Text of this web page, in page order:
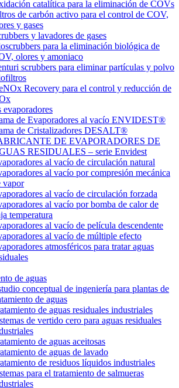
catalítica para la eliminación de COVs
de carbón activo para el control de COV,
y gases
y lavadores de gases
para la eliminación biológica de
olores y amoniaco
scrubbers para eliminar partículas y polvo
Recovery para el control y reducción de
evaporadores
de Evaporadores al vacío ENVIDEST®
de Cristalizadores DESALT®
DE EVAPORADORES DE
RESIDUALES – serie Envidest
al vacío de circulación natural
al vacío por compresión mecánica
vapor
al vacío de circulación forzada
al vacío por bomba de calor de
temperatura
al vacío de película descendente
al vacío de múltiple efecto
atmosféricos para tratar aguas
de aguas
conceptual de ingeniería para plantas de
de aguas
de aguas residuales industriales
de vertido cero para aguas residuales
de aguas aceitosas
de aguas de lavado
de residuos líquidos industriales
para el tratamiento de salmueras